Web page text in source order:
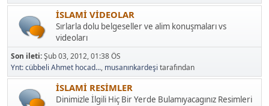
İSLAMİ VİDEOLAR
Sırlarla dolu belgeseller ve alim konuşmaları vs
videoları
Son ileti:Şub 03, 2012, 01:38 ÖS
Ynt: cübbeli Ahmet hocad..., musanınkardeşi tarafından
İSLAMİ RESİMLER
Dinimizle İlgili Hiç Bir Yerde Bulamıyacagınız Resimleri